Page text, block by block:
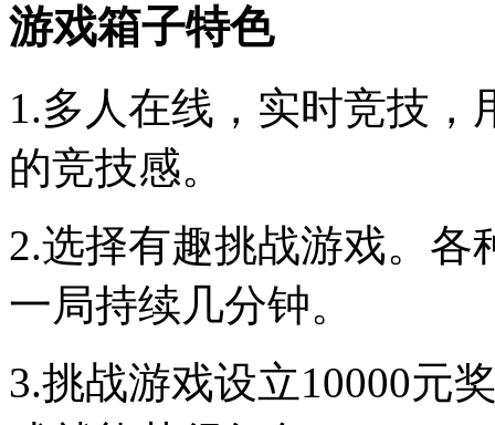
游戏箱子特色
1.多人在线，实时竞技
的竞技感。
2.选择有趣挑战游戏。
一局持续几分钟。
3.挑战游戏设立10000元